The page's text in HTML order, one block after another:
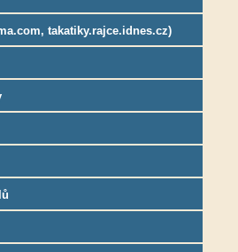
takatiky.rajce.idnes.cz)